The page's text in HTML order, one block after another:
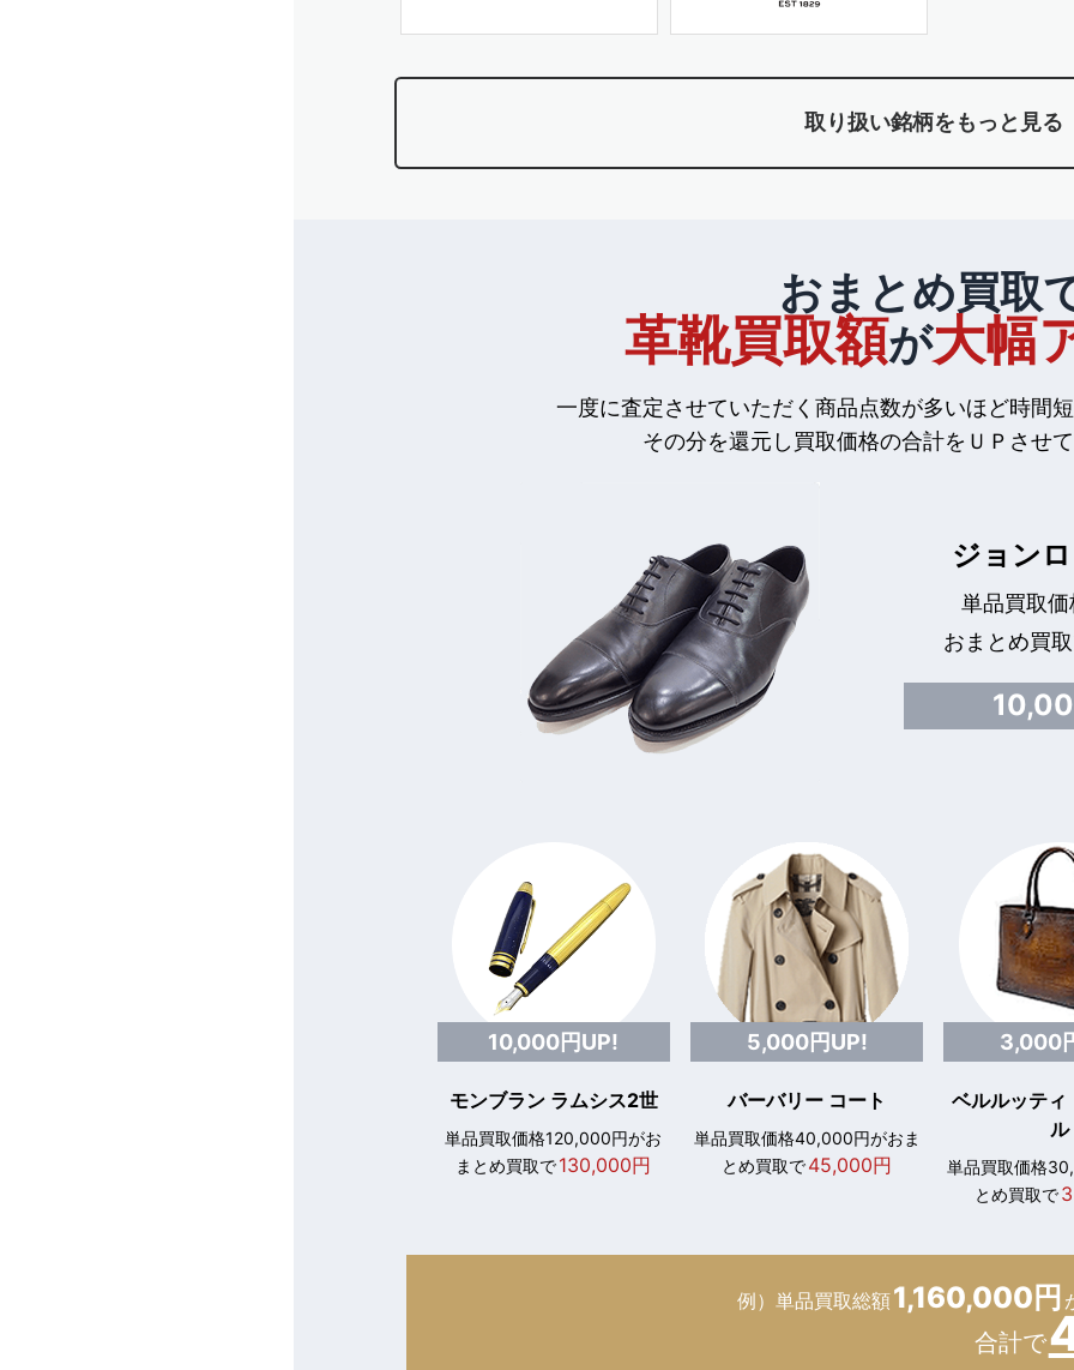
取り扱い銘柄をもっと見る
おまとめ買取
革靴買取額が大幅
一度に査定させていただく商品点数が多いほど時間
その分を還元し買取価格の合計をＵＰさせ
ジョン
単品買取
おまとめ買
10,000円UP!
モンブラン ラムシス2世
単品買取価格120,000円がお
まとめ買取で130,000円
5,000円UP!
バーバリー コート
単品買取価格40,000円がおま
とめ買取で45,000円
3,000
ベルルッティ
ル
単品買取価格
とめ買取で
例）単品買取総額1,160,000円
合計で